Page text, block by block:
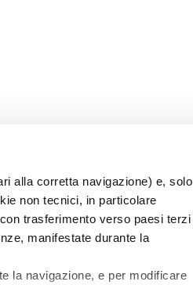
alla corretta navigazione) e, solo
non tecnici, in particolare
trasferimento verso paesi terzi
manifestate durante la
la navigazione, e per modificare